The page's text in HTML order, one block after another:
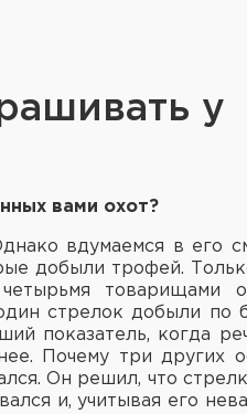
у
вами охот?
вдумаемся в его
добыли трофей.
товарищами
стрелок добыли по
показатель, когда
Почему три других
Он решил, что
и, учитывая его